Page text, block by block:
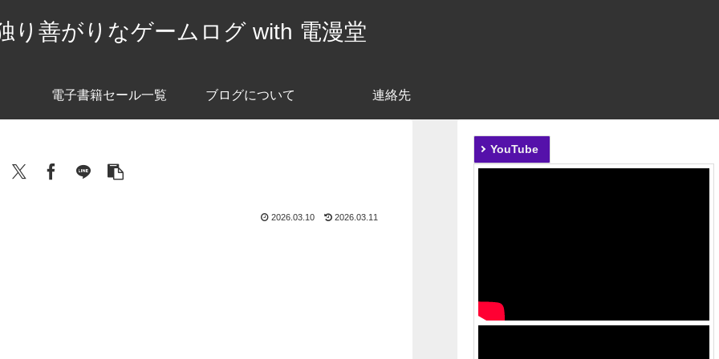
り善がりなゲームログ with 電漫堂
電子書籍セール一覧 ブログについて 連絡先
2026.03.10 2026.03.11
YouTube